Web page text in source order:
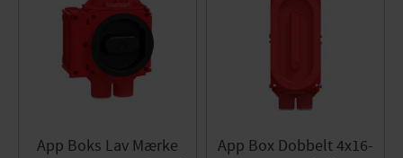
App Boks Lav Mærke
App Box Dobbelt 4x16-